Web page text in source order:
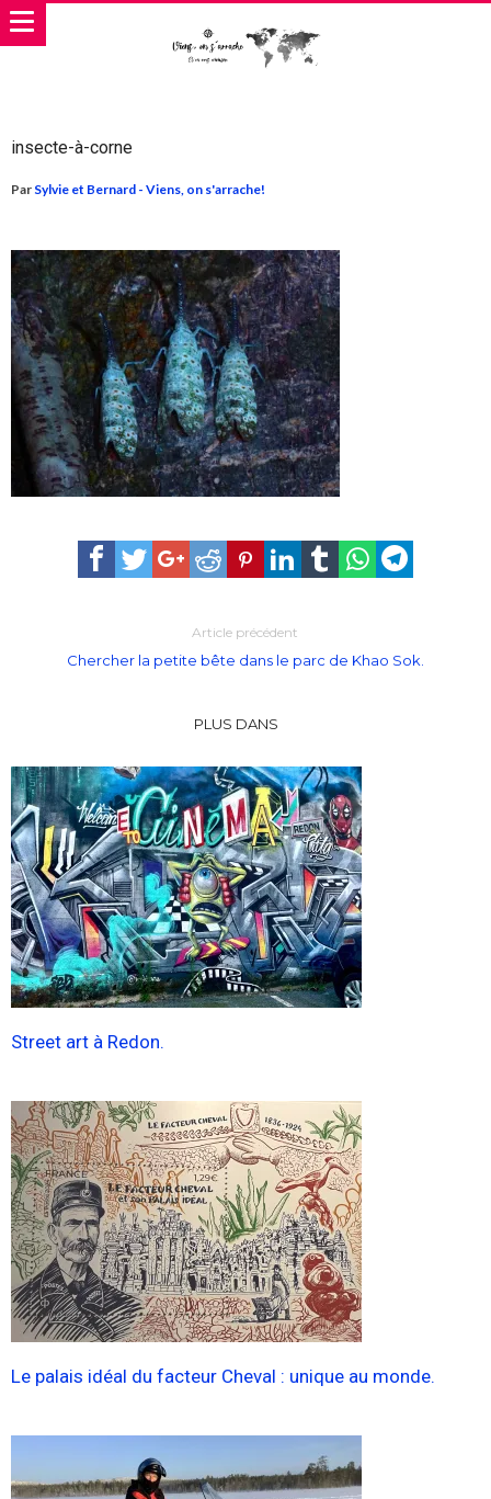
insecte-à-corne
Par Sylvie et Bernard - Viens, on s'arrache!
Article précédent
Chercher la petite bête dans le parc de Khao Sok.
PLUS DANS
Street art à Redon.
Le palais idéal du facteur Cheval : unique au monde.